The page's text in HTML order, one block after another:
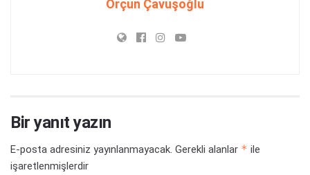
Orçun Çavuşoğlu
Bir yanıt yazın
E-posta adresiniz yayınlanmayacak. Gerekli alanlar * ile
işaretlenmişlerdir